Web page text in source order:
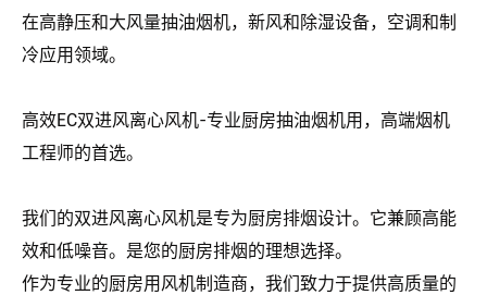
在高静压和大风量抽油烟机，新风和除湿设备，空调和制
冷应用领域。
高效EC双进风离心风机-专业厨房抽油烟机用，高端烟机
工程师的首选。
我们的双进风离心风机是专为厨房排烟设计。它兼顾高能
效和低噪音。是您的厨房排烟的理想选择。
作为专业的厨房用风机制造商，我们致力于提供高质量的